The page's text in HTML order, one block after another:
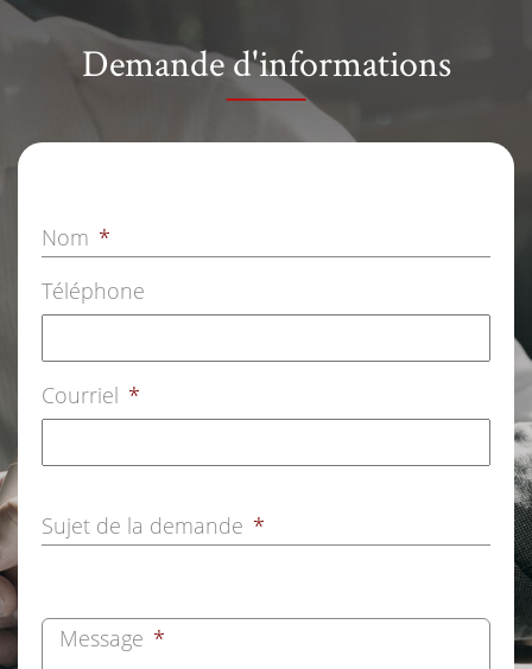
Demande d'informations
Nom *
Téléphone
Courriel *
Sujet de la demande *
Message *